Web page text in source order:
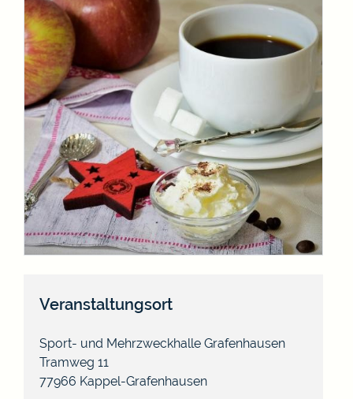
Veranstaltungsort
Sport- und Mehrzweckhalle Grafenhausen
Tramweg 11
77966 Kappel-Grafenhausen